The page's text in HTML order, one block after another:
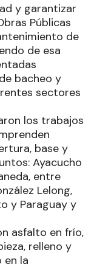
y garantizar
Públicas
de
de esa
bacheo y
sectores
los trabajos
base y
Ayacucho
entre
Lelong,
y Paraguay y
asfalto en frío,
relleno y
en la